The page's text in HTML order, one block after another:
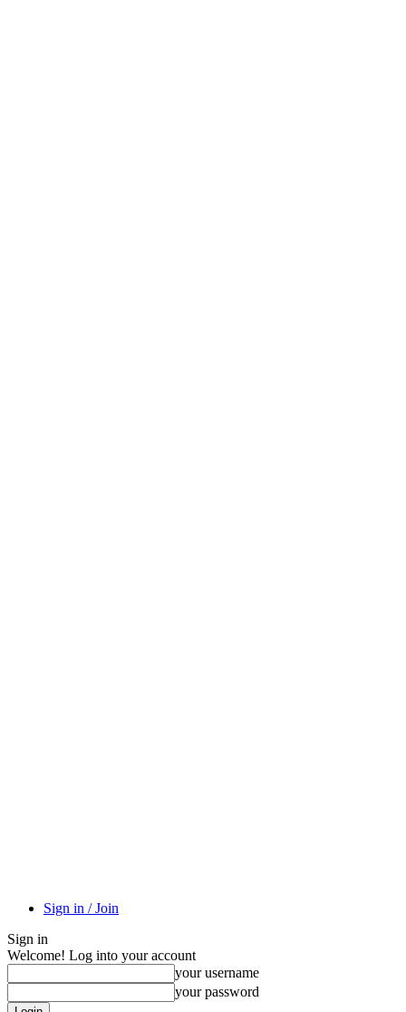
Sign in / Join
Sign in
Welcome! Log into your account
your username
your password